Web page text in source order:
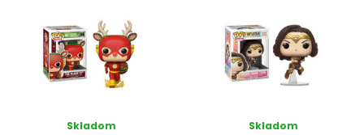
Skladom
Skladom